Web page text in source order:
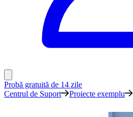
Probă gratuită de 14 zile
Centrul de Suport
Proiecte exemplu